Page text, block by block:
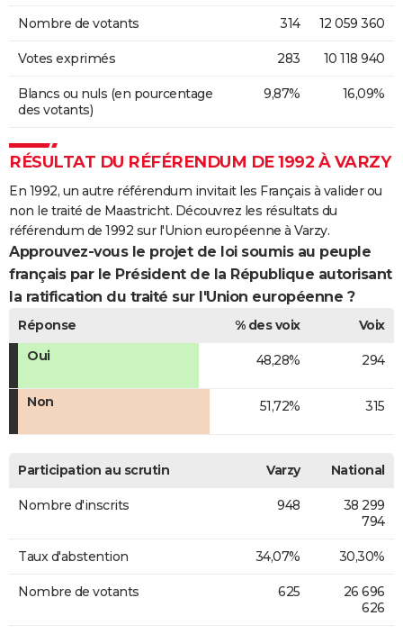
Nombre de votants 314 12 059 360
Votes exprimés 283 10 118 940
Blancs ou nuls (en pourcentage
des votants)
9,87% 16,09%
RÉSULTAT DU RÉFÉRENDUM DE 1992 À VARZY
En 1992, un autre référendum invitait les Français à valider ou
non le traité de Maastricht. Découvrez les résultats du
référendum de 1992 sur l'Union européenne à Varzy.
Approuvez-vous le projet de loi soumis au peuple
français par le Président de la République autorisant
la ratification du traité sur l'Union européenne ?
Réponse % des voix
Voix
Oui
48,28% 294
Non 51,72% 315
Participation au scrutin Varzy National
Nombre d'inscrits 948
38 299
794
Taux d'abstention 34,07% 30,30%
Nombre de votants 625
26 696
626